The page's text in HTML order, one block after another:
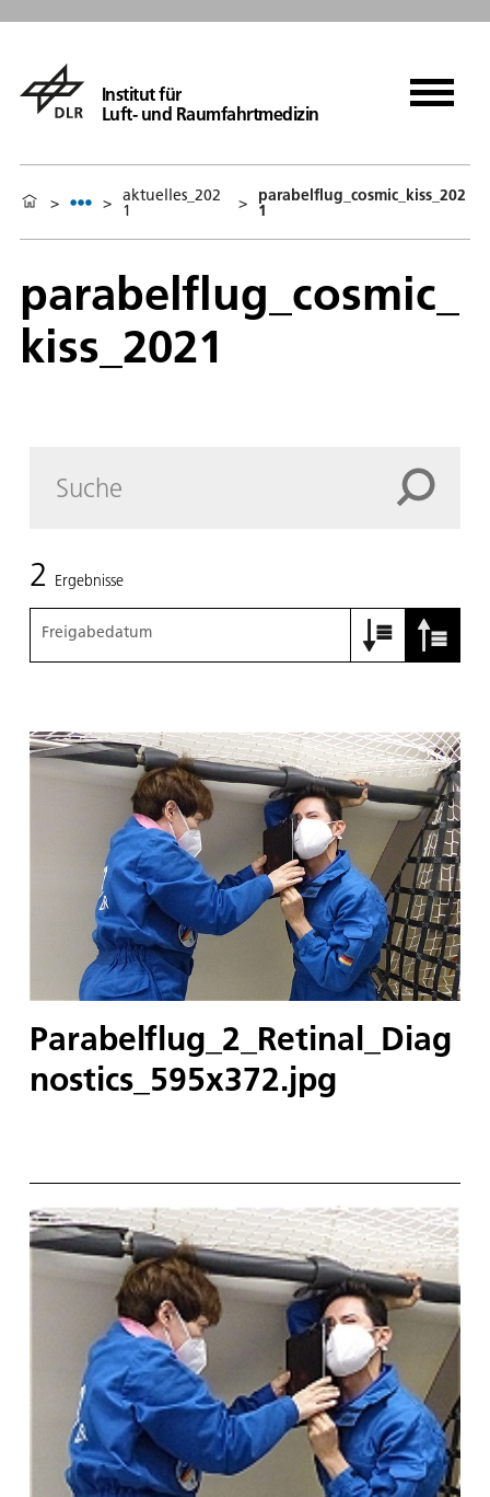
Institut für
Luft- und Raumfahrtmedizin
> > aktuelles_202
1 > parabelflug_cosmic_kiss_202
1
parabelflug_cosmic_
kiss_2021
2 Ergebnisse
Freigabedatum
Parabelflug_2_Retinal_Diag
nostics_595x372.jpg